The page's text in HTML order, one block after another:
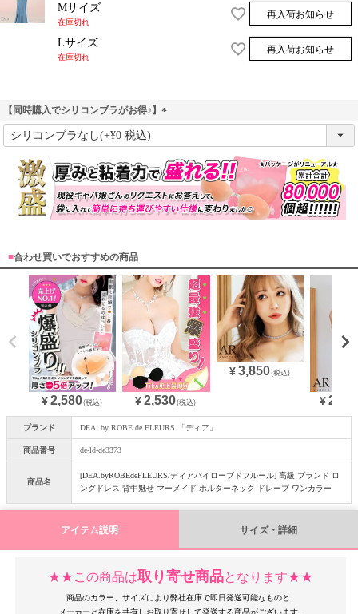
Mサイズ
在庫切れ
再入荷お知らせ
Lサイズ
在庫切れ
再入荷お知らせ
【同時購入でシリコンブラがお得♪】
(
)
■合わせ買いでおすすめの商品
¥ 2,580(税込) ¥ 2,530(税込)
¥3,850(税込)
¥
ブランド DEA. by ROBE de FLEURS 「ディア」
商品番号 de-ld-de3373
商品名
[DEA.byROBEdeFLEURS/ディアバイローブドフルール] 高級 ブランド ロ
ングドレス 背中魅せ マーメイド ホルターネック ドレープ ワンカラー
アイテム説明 サイズ・詳細
★★この商品は取り寄せ商品となります★★
商品のカラー、サイズにより弊社在庫で即日発送可能なものと、
メーカーと在庫を共有しお取り寄せして発送する商品がございます。